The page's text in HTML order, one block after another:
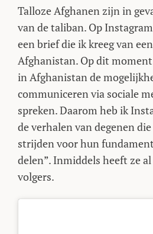
Talloze Afghanen zijn in
van de taliban. Op
een brief die ik kreeg van
Afghanistan. Op dit
in Afghanistan de
communiceren via sociale
spreken. Daarom heb ik
de verhalen van degenen
strijden voor hun
delen”. Inmiddels heeft ze
volgers.